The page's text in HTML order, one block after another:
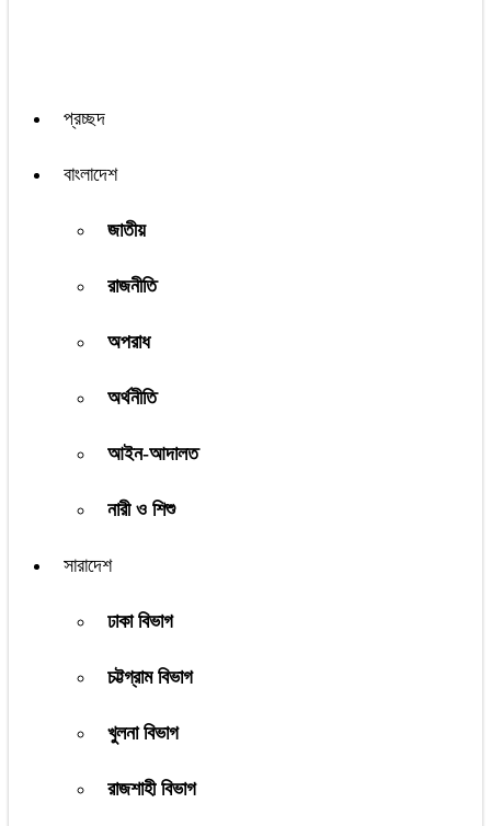
প্রচ্ছদ
বাংলাদেশ
জাতীয়
রাজনীতি
অপরাধ
অর্থনীতি
আইন-আদালত
নারী ও শিশু
সারাদেশ
ঢাকা বিভাগ
চট্টগ্রাম বিভাগ
খুলনা বিভাগ
রাজশাহী বিভাগ